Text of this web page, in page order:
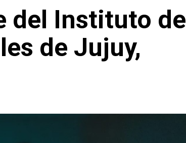
del Instituto de
de Jujuy,